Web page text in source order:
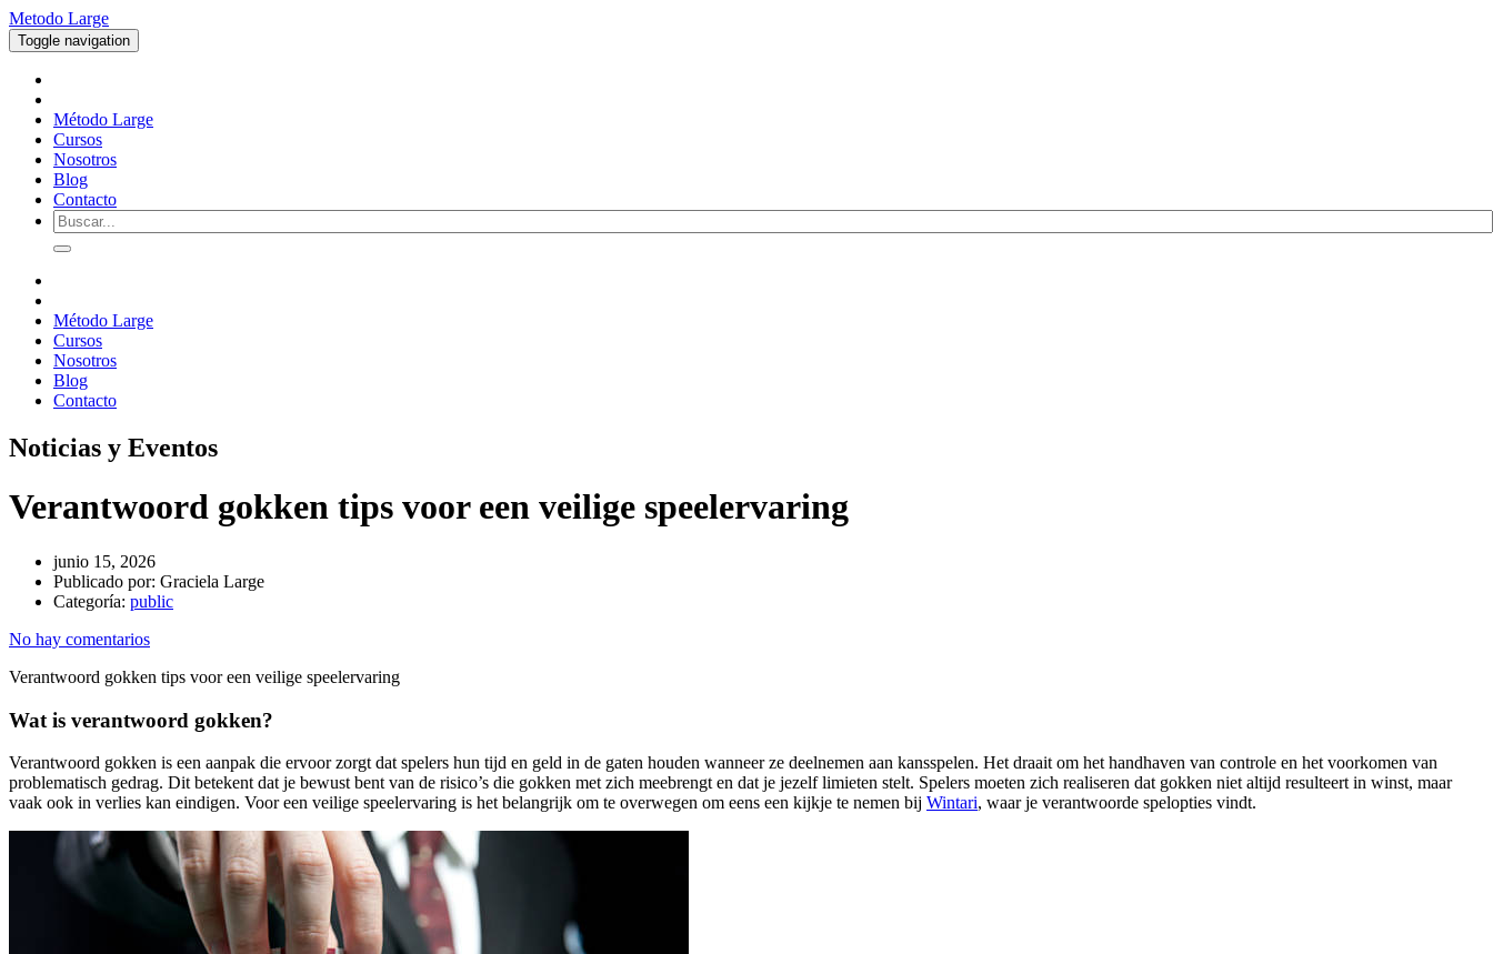
Metodo Large
Toggle navigation
Método Large
Cursos
Nosotros
Blog
Contacto
Método Large
Cursos
Nosotros
Blog
Contacto
Noticias y Eventos
Verantwoord gokken tips voor een veilige speelervaring
junio 15, 2026
Publicado por: Graciela Large
Categoría: public
No hay comentarios
Verantwoord gokken tips voor een veilige speelervaring
Wat is verantwoord gokken?
Verantwoord gokken is een aanpak die ervoor zorgt dat spelers hun tijd en geld in de gaten houden wanneer ze deelnemen aan kansspelen. Het draait om het handhaven van controle en het voorkomen van
problematisch gedrag. Dit betekent dat je bewust bent van de risico’s die gokken met zich meebrengt en dat je jezelf limieten stelt. Spelers moeten zich realiseren dat gokken niet altijd resulteert in winst, maar
vaak ook in verlies kan eindigen. Voor een veilige speelervaring is het belangrijk om te overwegen om eens een kijkje te nemen bij Wintari, waar je verantwoorde spelopties vindt.